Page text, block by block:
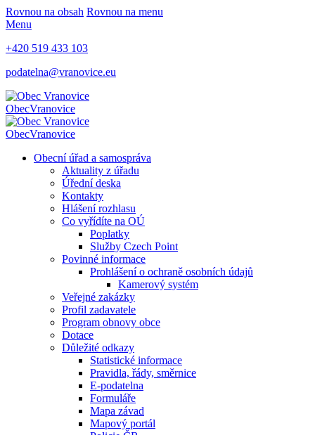
Rovnou na obsah Rovnou na menu
Menu
+420 519 433 103
podatelna@vranovice.eu
ObecVranovice
ObecVranovice
Obecní úřad a samospráva
Aktuality z úřadu
Úřední deska
Kontakty
Hlášení rozhlasu
Co vyřídíte na OÚ
Poplatky
Služby Czech Point
Povinné informace
Prohlášení o ochraně osobních údajů
Kamerový systém
Veřejné zakázky
Profil zadavatele
Program obnovy obce
Dotace
Důležité odkazy
Statistické informace
Pravidla, řády, směrnice
E-podatelna
Formuláře
Mapa závad
Mapový portál